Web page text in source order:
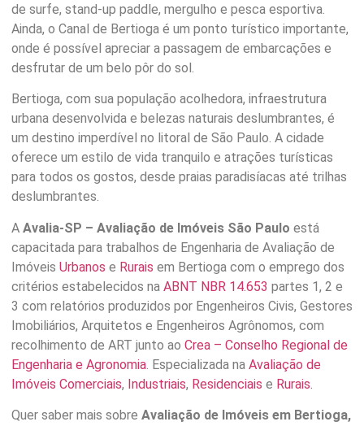
de surfe, stand-up paddle, mergulho e pesca esportiva.
Ainda, o Canal de Bertioga é um ponto turístico importante,
onde é possível apreciar a passagem de embarcações e
desfrutar de um belo pôr do sol.
Bertioga, com sua população acolhedora, infraestrutura
urbana desenvolvida e belezas naturais deslumbrantes, é
um destino imperdível no litoral de São Paulo. A cidade
oferece um estilo de vida tranquilo e atrações turísticas
para todos os gostos, desde praias paradisíacas até trilhas
deslumbrantes.
A Avalia-SP – Avaliação de Imóveis São Paulo está
capacitada para trabalhos de Engenharia de Avaliação de
Imóveis Urbanos e Rurais em Bertioga com o emprego dos
critérios estabelecidos na ABNT NBR 14.653 partes 1, 2 e
3 com relatórios produzidos por Engenheiros Civis, Gestores
Imobiliários, Arquitetos e Engenheiros Agrônomos, com
recolhimento de ART junto ao Crea – Conselho Regional de
Engenharia e Agronomia . Especializada na Avaliação de
Imóveis Comerciais, Industriais, Residenciais e Rurais.
Quer saber mais sobre Avaliação de Imóveis em Bertioga,